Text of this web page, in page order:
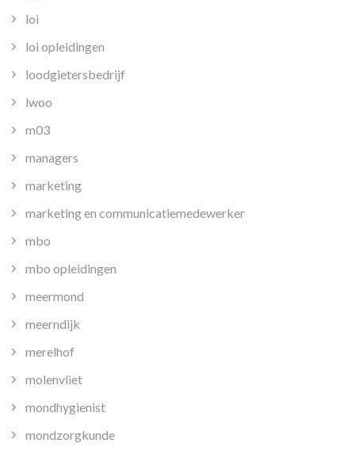
loi
loi opleidingen
loodgietersbedrijf
lwoo
m03
managers
marketing
marketing en communicatiemedewerker
mbo
mbo opleidingen
meermond
meerndijk
merelhof
molenvliet
mondhygienist
mondzorgkunde